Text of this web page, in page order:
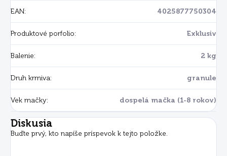
EAN: 4025877750304
Produktové porfolio: Exklusiv
Balenie: 2 kg
Druh krmiva: granule
Vek mačky: dospelá mačka (1-8 rokov)
Diskusia
Buďte prvý, kto napíše príspevok k tejto položke.